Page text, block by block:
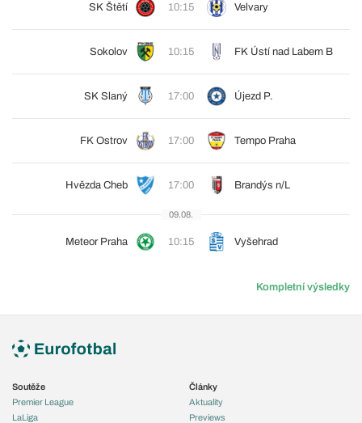
SK Štětí 10:15 Velvary
Sokolov 10:15 FK Ústí nad Labem B
SK Slaný 17:00 Újezd P.
FK Ostrov 17:00 Tempo Praha
Hvězda Cheb 17:00 Brandýs n/L
09.08.
Meteor Praha 10:15 Vyšehrad
Kompletní výsledky
Soutěže
Premier League
LaLiga
Články
Aktuality
Previews